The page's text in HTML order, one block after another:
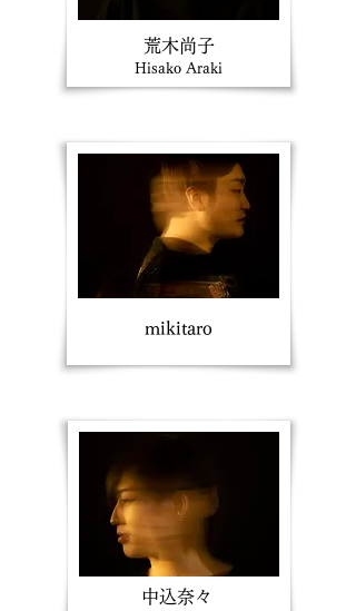
​荒木尚子
Hisako Araki
​mikitaro
​中込奈々